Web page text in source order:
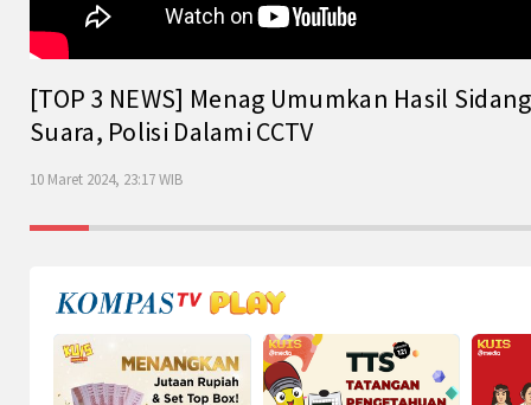
[TOP 3 NEWS] Menag Umumkan Hasil
Suara, Polisi Dalami CCTV
10 Maret 2024, 23:17 WIB